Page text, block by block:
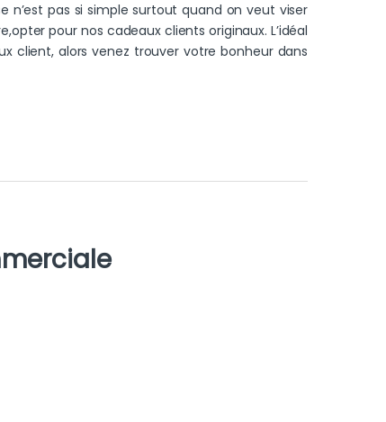
n’est pas si simple surtout quand on veut viser
pour nos cadeaux clients originaux. L’idéal
client, alors venez trouver votre bonheur dans